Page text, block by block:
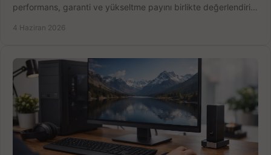
performans, garanti ve yükseltme payını birlikte değerlendirin,
4 Haziran 2026